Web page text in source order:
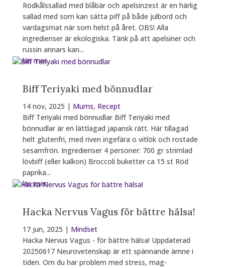
Rödkålssallad med blåbär och apelsinzest är en härlig
sallad med som kan sätta piff på både julbord och
vardagsmat när som helst på året. OBS! Alla
ingredienser är ekologiska. Tänk på att apelsiner och
russin annars kan...
läs mer
Biff Teriyaki med bönnudlar
14 nov, 2025 | Mums, Recept
Biff Teriyaki med bönnudlar Biff Teriyaki med
bönnudlar är en lättlagad japansk rätt. Här tillagad
helt glutenfri, med riven ingefära o vitlök och rostade
sesamfrön. Ingredienser 4 personer: 700 gr strimlad
lövbiff (eller kalkon) Broccoli buketter ca 15 st Röd
paprika...
läs mer
Hacka Nervus Vagus för bättre hälsa!
17 jun, 2025 | Mindset
Hacka Nervus Vagus - för bättre hälsa! Uppdaterad
20250617 Neurovetenskap är ett spännande ämne i
tiden. Om du har problem med stress, mag-